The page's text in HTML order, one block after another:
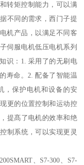
转矩控制能力，可以满
不同的需求，西门子提
机产品，以满足不同客
伺服电机低压电机系列
识：1. 采用了的无刷电
寿命。2. 配备了智能温
，保护电机和设备的安
更的位置控制和运动控
提髙了电机的效率和绝
制系统，可以实现更灵
、S7-300、S7-